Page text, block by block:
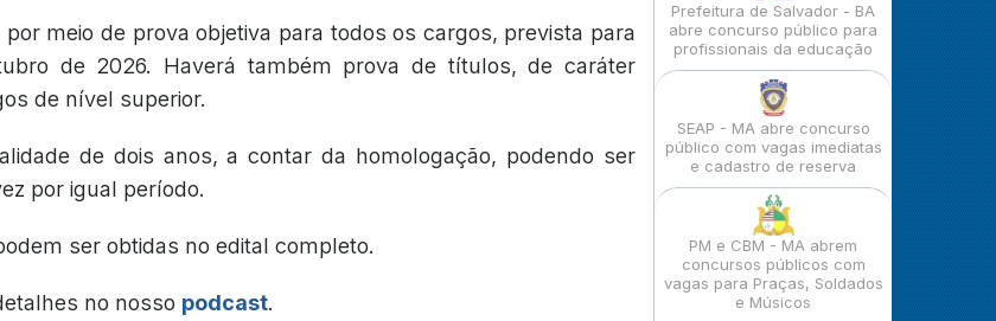
meio de prova objetiva para todos os cargos, prevista para
de 2026. Haverá também prova de títulos, de caráter
de nível superior.
de dois anos, a contar da homologação, podendo ser
por igual período.
ser obtidas no edital completo.
no nosso podcast.
Prefeitura de Salvador - BA
abre concurso público para
profissionais da educação
SEAP - MA abre concurso
público com vagas imediatas
e cadastro de reserva
PM e CBM - MA abrem
concursos públicos com
vagas para Praças, Soldados
e Músicos